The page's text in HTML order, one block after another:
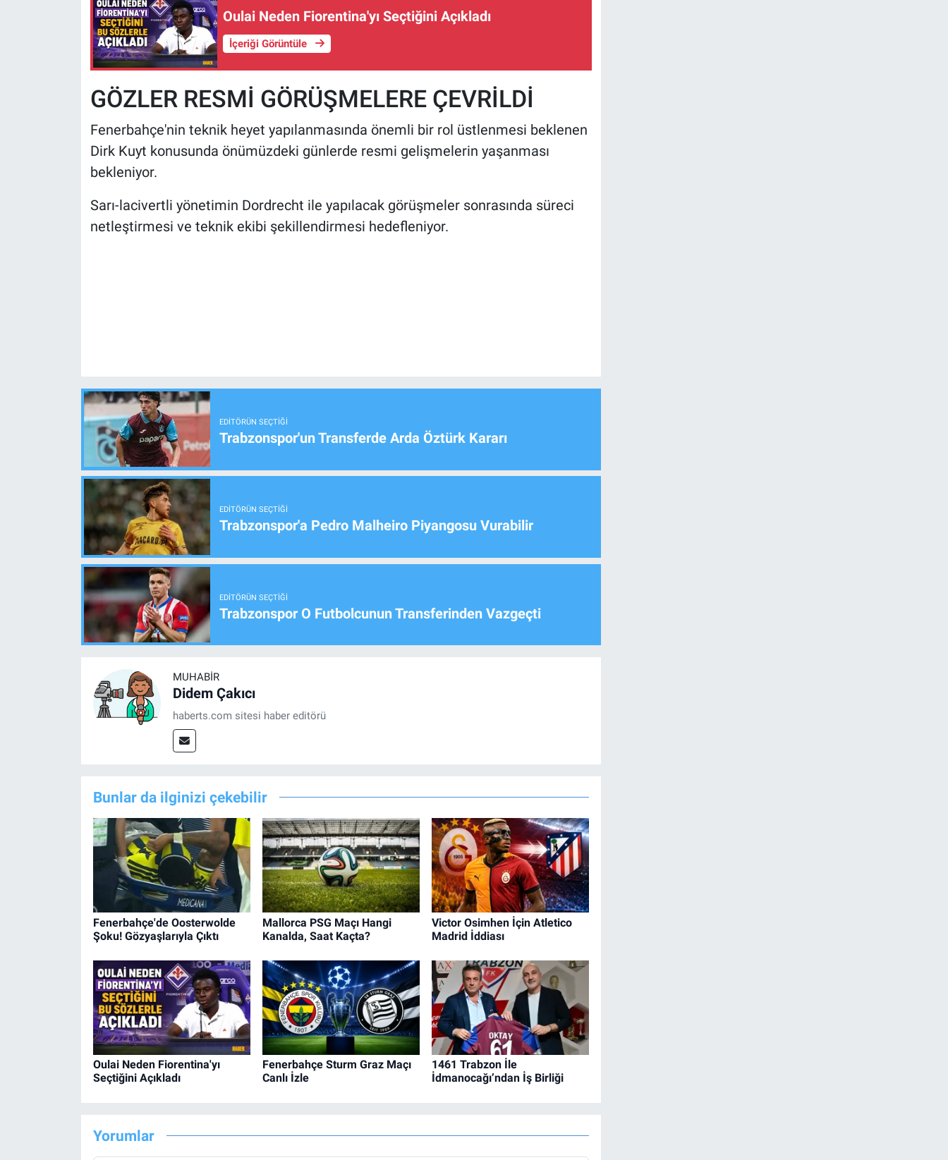
Oulai Neden Fiorentina'yı Seçtiğini Açıkladı
İçeriği Görüntüle
GÖZLER RESMİ GÖRÜŞMELERE ÇEVRİLDİ
Fenerbahçe'nin teknik heyet yapılanmasında önemli bir rol üstlenmesi beklenen
Dirk Kuyt konusunda önümüzdeki günlerde resmi gelişmelerin yaşanması
bekleniyor.
Sarı-lacivertli yönetimin Dordrecht ile yapılacak görüşmeler sonrasında süreci
netleştirmesi ve teknik ekibi şekillendirmesi hedefleniyor.
EDITÖRÜN SEÇTIĞI
Trabzonspor'un Transferde Arda Öztürk Kararı
EDITÖRÜN SEÇTIĞI
Trabzonspor'a Pedro Malheiro Piyangosu Vurabilir
EDITÖRÜN SEÇTIĞI
Trabzonspor O Futbolcunun Transferinden Vazgeçti
MUHABIR
Didem Çakıcı
haberts.com sitesi haber editörü
Bunlar da ilginizi çekebilir
Fenerbahçe'de Oosterwolde
Şoku! Gözyaşlarıyla Çıktı
Mallorca PSG Maçı Hangi
Kanalda, Saat Kaçta?
Victor Osimhen İçin Atletico
Madrid İddiası
Oulai Neden Fiorentina'yı
Seçtiğini Açıkladı
Fenerbahçe Sturm Graz Maçı
Canlı İzle
1461 Trabzon İle
İdmanocağı’ndan İş Birliği
Yorumlar